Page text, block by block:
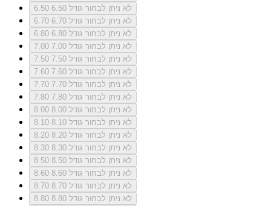
6.50
לא ניתן לבחור גודל 6.50
6.70
לא ניתן לבחור גודל 6.70
6.80
לא ניתן לבחור גודל 6.80
7.00
לא ניתן לבחור גודל 7.00
7.50
לא ניתן לבחור גודל 7.50
7.60
לא ניתן לבחור גודל 7.60
7.70
לא ניתן לבחור גודל 7.70
7.80
לא ניתן לבחור גודל 7.80
8.00
לא ניתן לבחור גודל 8.00
8.10
לא ניתן לבחור גודל 8.10
8.20
לא ניתן לבחור גודל 8.20
8.30
לא ניתן לבחור גודל 8.30
8.50
לא ניתן לבחור גודל 8.50
8.60
לא ניתן לבחור גודל 8.60
8.70
לא ניתן לבחור גודל 8.70
8.80
לא ניתן לבחור גודל 8.80